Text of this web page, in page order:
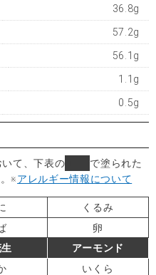
36.8g
57.2g
56.1g
1.1g
0.5g
て、下表の
で塗られた
※アレルギー情報について
くるみ
卵
アーモンド
いくら